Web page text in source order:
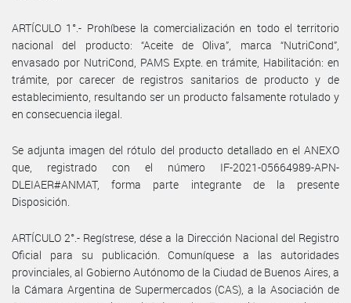
ARTÍCULO 1°.- Prohíbese la comercialización en todo el territorio
nacional del producto: “Aceite de Oliva”, marca “NutriCond”,
envasado por NutriCond, PAMS Expte. en trámite, Habilitación: en
trámite, por carecer de registros sanitarios de producto y de
establecimiento, resultando ser un producto falsamente rotulado y
en consecuencia ilegal.
Se adjunta imagen del rótulo del producto detallado en el ANEXO
que, registrado con el número IF-2021-05664989-APN-
DLEIAER#ANMAT, forma parte integrante de la presente
Disposición.
ARTÍCULO 2°.- Regístrese, dése a la Dirección Nacional del Registro
Oficial para su publicación. Comuníquese a las autoridades
provinciales, al Gobierno Autónomo de la Ciudad de Buenos Aires, a
la Cámara Argentina de Supermercados (CAS), a la Asociación de